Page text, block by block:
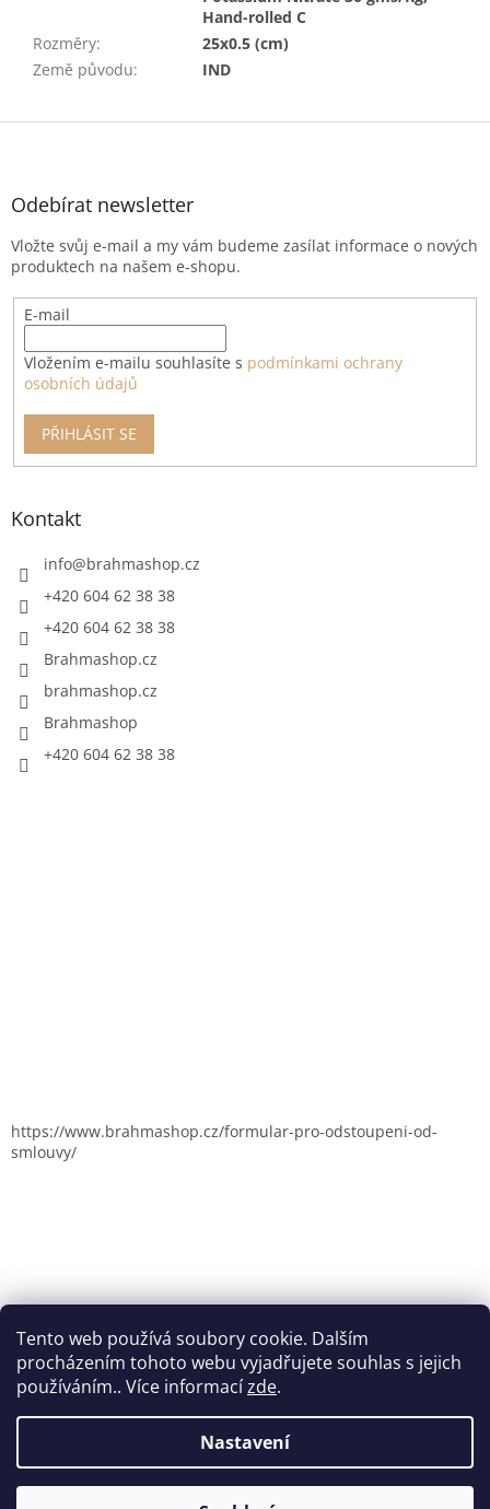
Tento web používá soubory cookie. Dalším
procházením tohoto webu vyjadřujete souhlas s jejich
používáním.. Více informacízde.
Nastavení
Hand-rolled C
Rozměry:
25x0.5 (cm)
Země původu: IND
Z
Odebírat newsletter
Vložte svůj e-mail a my vám budeme zasílat informace o nových
produktech na našem e-shopu.
E-mail
Vložením e-mailu souhlasíte s podmínkami ochrany
osobních údajů
PŘIHLÁSIT SE
Kontakt
info@brahmashop.cz
+420 604 62 38 38
+420 604 62 38 38
Brahmashop.cz
brahmashop.cz
Brahmashop
+420 604 62 38 38
https://www.brahmashop.cz/formular-pro-odstoupeni-od-
smlouvy/
Vytvořil Shoptet